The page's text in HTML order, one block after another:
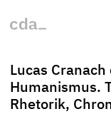
Lucas
Humanismus.
Rhetorik,